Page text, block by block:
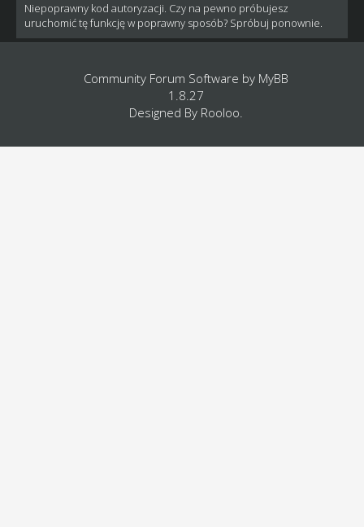
Niepoprawny kod autoryzacji. Czy na pewno próbujesz
uruchomić tę funkcję w poprawny sposób? Spróbuj ponownie.
Community Forum Software by MyBB
1.8.27
Designed By Rooloo.